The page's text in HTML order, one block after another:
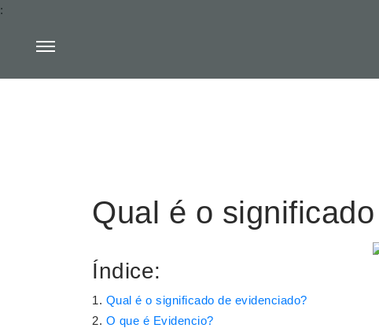
:
Qual é o
Índice:
Qual é o significado de evidenciado?
O que é Evidencio?